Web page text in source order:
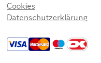
Cookies
Datenschutzerklärung